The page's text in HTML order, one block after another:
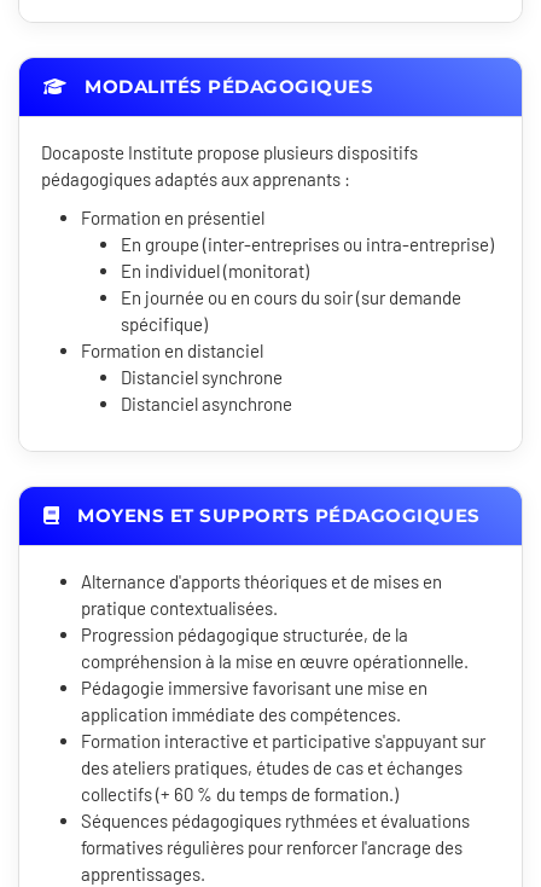
MODALITÉS PÉDAGOGIQUES
Docaposte Institute propose plusieurs dispositifs
pédagogiques adaptés aux apprenants :
Formation en présentiel
En groupe (inter-entreprises ou intra-entreprise)
En individuel (monitorat)
En journée ou en cours du soir (sur demande
spécifique)
Formation en distanciel
Distanciel synchrone
Distanciel asynchrone
MOYENS ET SUPPORTS PÉDAGOGIQUES
Alternance d'apports théoriques et de mises en
pratique contextualisées.
Progression pédagogique structurée, de la
compréhension à la mise en œuvre opérationnelle.
Pédagogie immersive favorisant une mise en
application immédiate des compétences.
Formation interactive et participative s'appuyant sur
des ateliers pratiques, études de cas et échanges
collectifs (+ 60 % du temps de formation.)
Séquences pédagogiques rythmées et évaluations
formatives régulières pour renforcer l'ancrage des
apprentissages.